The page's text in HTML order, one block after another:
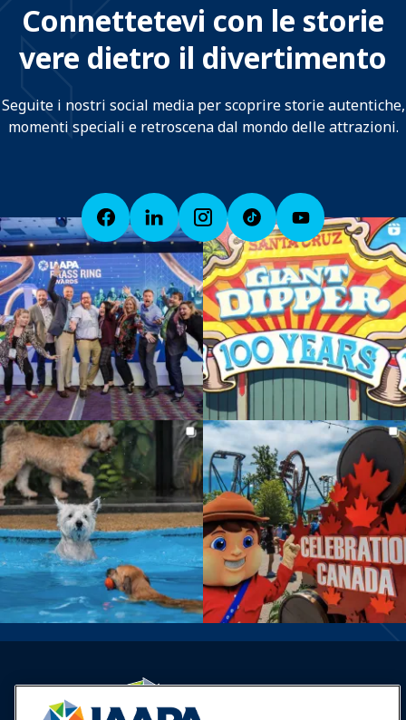
Connettetevi con le storie
vere dietro il divertimento
Seguite i nostri social media per scoprire storie autentiche,
momenti speciali e retroscena dal mondo delle attrazioni.